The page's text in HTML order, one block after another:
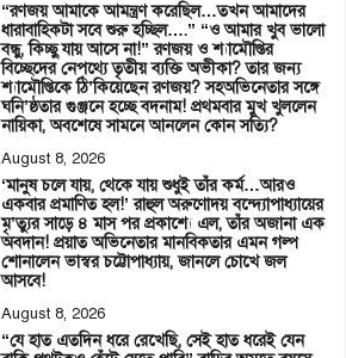
“রণজয় আমাকে আমন্ত্রণ করেছিল…তখন আমাদের
ধারাবাহিকটা সবে শুরু হচ্ছিল….” “ও আমার খুব ভালো
বন্ধু, কিচ্ছু যায় আসে না!” রণজয় ও শ্যামৌপ্তির
বিচ্ছেদের নেপথ্যে তৃতীয় ব্যক্তি অভীকা? তার জন্য
শ্যামৌপ্তিকে ঠি’কিয়েছেন রণজয়? সহঅভিনেতার সঙ্গে
ঘনি’ষ্ঠতার গুঞ্জনে হচ্ছে বদনাম! প্রথমবার মুখ খুললেন
নায়িকা, অবশেষে সামনে আনলেন কোন সত্যি?
August 8, 2026
‘মানুষ চলে যায়, থেকে যায় শুধুই তাঁর কর্ম…আরও
একবার প্রমাণিত হল!’ রাহুল অরুণোদয় বন্দ্যোপাধ্যায়ের
মৃ’ত্যুর সাড়ে ৪ মাস পর প্রকাশ্যে এল, তাঁর অজানা এক
অবদান! প্রয়াত অভিনেতার মানবিকতার এমন গল্প
শোনালেন ভাস্বর চট্টোপাধ্যায়, জানলে চোখে জল
আসবে!
August 8, 2026
“যে হাত এতদিন ধরে রেখেছি, সেই হাত ধরেই যেন